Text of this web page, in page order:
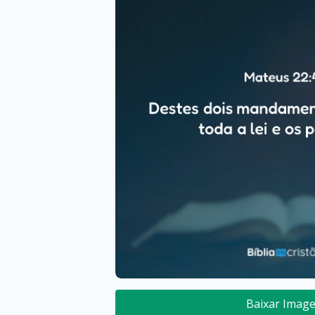
Baixar